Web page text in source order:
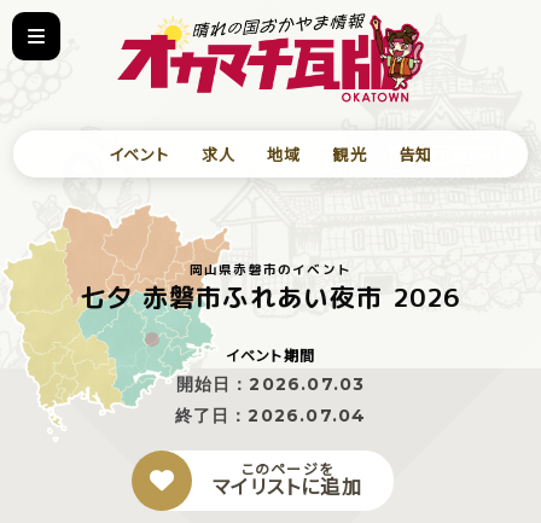
イベント 求人 地域 観光 告知
岡山県赤磐市のイベント
七夕 赤磐市ふれあい夜市 2026
イベント期間
開始日：2026.07.03
終了日：2026.07.04
このページを
マイリストに追加